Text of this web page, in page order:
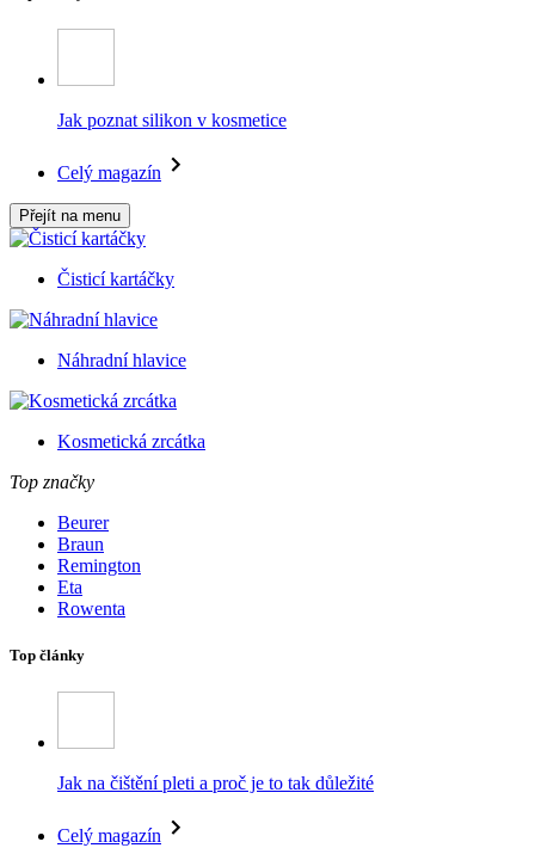
Jak poznat silikon v kosmetice
Celý magazín
Přejít na menu
Čisticí kartáčky
Náhradní hlavice
Kosmetická zrcátka
Top značky
Beurer
Braun
Remington
Eta
Rowenta
Top články
Jak na čištění pleti a proč je to tak důležité
Celý magazín